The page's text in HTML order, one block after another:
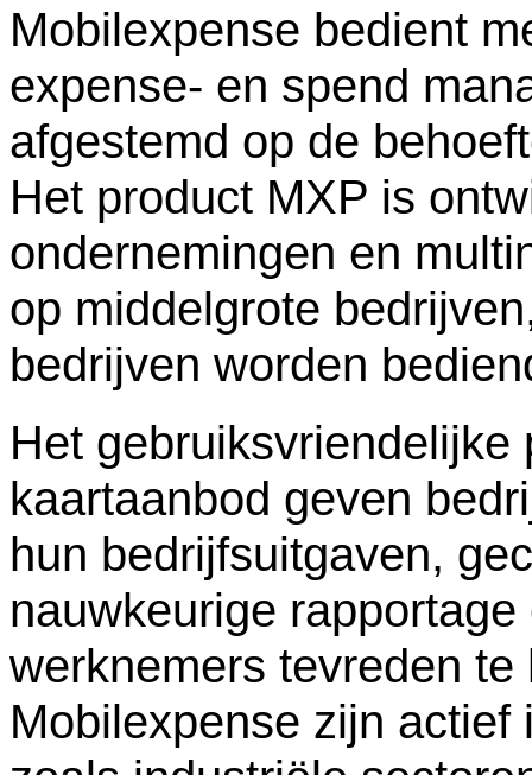
Mobilexpense bedient
expense- en spend
afgestemd op de
Het product MXP is
ondernemingen en
op middelgrote
bedrijven worden
Het
kaartaanbod geven
hun bedrijfsuitgaven,
nauwkeurige
werknemers tevreden
Mobilexpense zijn